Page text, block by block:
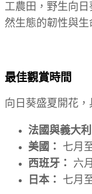
工農田，野生向
然生態的韌性與生
最佳觀賞時間
向日葵盛夏開花
法國與義大利
美國：
七月
西班牙：
六
日本：
七月